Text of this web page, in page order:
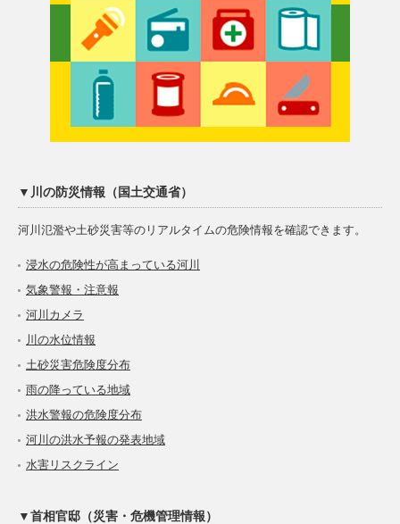
▼川の防災情報（国土交通省）
河川氾濫や土砂災害等のリアルタイムの危険情報を確認できます。
浸水の危険性が高まっている河川
気象警報・注意報
河川カメラ
川の水位情報
土砂災害危険度分布
雨の降っている地域
洪水警報の危険度分布
河川の洪水予報の発表地域
水害リスクライン
▼首相官邸（災害・危機管理情報）